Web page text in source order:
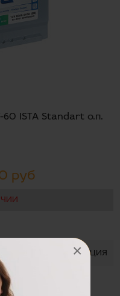
×
ISTA Standart о.п.
руб
ТУРЦИЯ